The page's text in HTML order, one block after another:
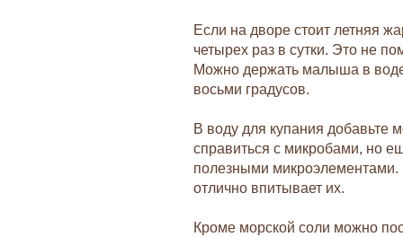
Если на дворе стоит летняя
четырех раз в сутки. Это не
Можно держать малыша в
восьми градусов.
В воду для купания добавьте
справиться с микробами, но
полезными микроэлементами.
отлично впитывает их.
Кроме морской соли можно